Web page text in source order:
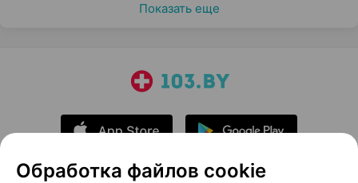
Показать еще
Обработка файлов cookie